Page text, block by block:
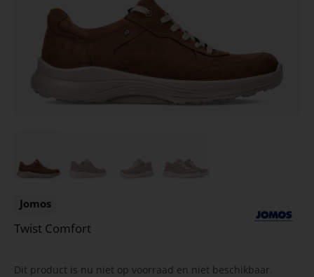
Jomos
Twist Comfort
Dit product is nu niet op voorraad en niet beschikbaar.